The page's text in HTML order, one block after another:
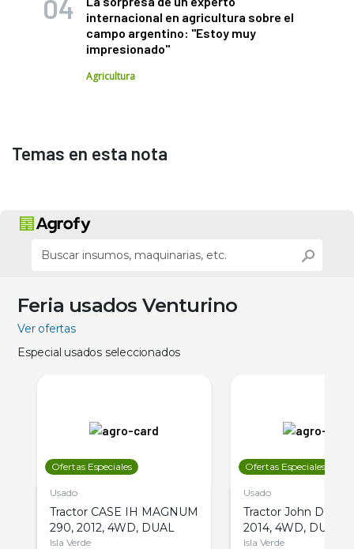
internacional en agricultura sobre el
campo argentino: "Estoy muy
impresionado"
Agricultura
Temas en esta nota
Feria usados Venturino
Ver ofertas
Especial usados seleccionados
Ofertas Especiales
Usado
Tractor CASE IH MAGNUM
290, 2012, 4WD, DUAL
Isla Verde
Ofertas Especiales
Usado
Tractor John Deere
2014, 4WD, DUAL
Isla Verde